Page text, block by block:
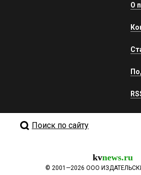
О
Поиск по сайту
kvnews.ru
© 2001—2026 ООО